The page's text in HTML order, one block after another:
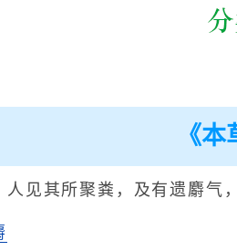
《
见其所聚粪，及有遗麝气